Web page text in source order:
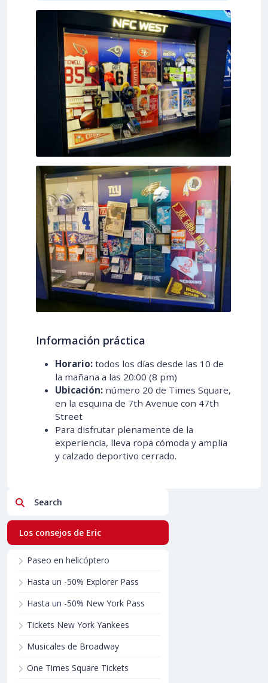
Información práctica
Horario: todos los días desde las 10 de
la mañana a las 20:00 (8 pm)
Ubicación: número 20 de Times Square,
en la esquina de 7th Avenue con 47th
Street
Para disfrutar plenamente de la
experiencia, lleva ropa cómoda y amplia
y calzado deportivo cerrado.
Search
Los consejos de Eric
Paseo en helicóptero
Hasta un -50% Explorer Pass
Hasta un -50% New York Pass
Tickets New York Yankees
Musicales de Broadway
One Times Square Tickets